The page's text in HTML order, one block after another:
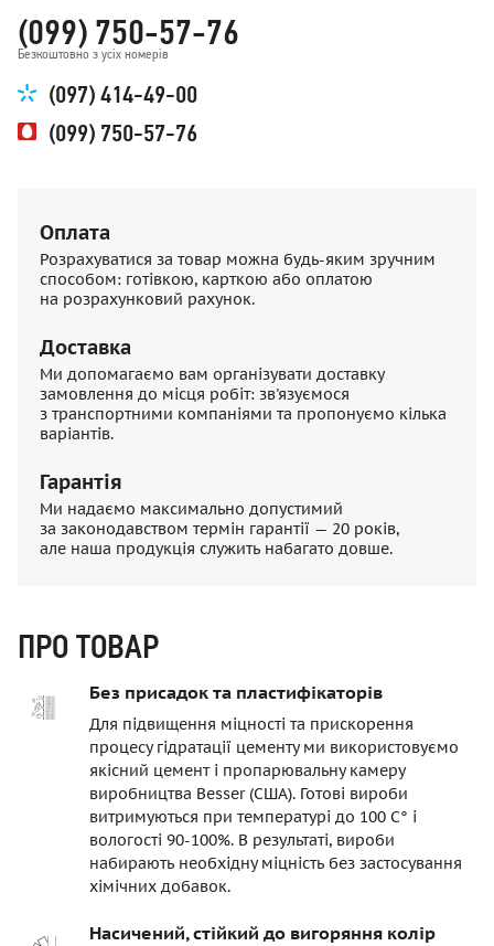
(099) 750-57-76
Безкоштовно з усіх номерів
(097) 414-49-00
(099) 750-57-76
Оплата
Розрахуватися за товар можна будь-яким зручним
способом: готівкою, карткою або оплатою
на розрахунковий рахунок.
Доставка
Ми допомагаємо вам організувати доставку
замовлення до місця робіт: зв'язуємося
з транспортними компаніями та пропонуємо кілька
варіантів.
Гарантія
Ми надаємо максимально допустимий
за законодавством термін гарантії — 20 років,
але наша продукція служить набагато довше.
ПРО ТОВАР
Без присадок та пластифікаторів
Для підвищення міцності та прискорення
процесу гідратації цементу ми використовуємо
якісний цемент і пропарювальну камеру
виробництва Besser (США). Готові вироби
витримуються при температурі до 100 C° і
вологості 90-100%. В результаті, вироби
набирають необхідну міцність без застосування
хімічних добавок.
Насичений, стійкий до вигоряння колір